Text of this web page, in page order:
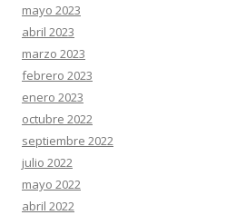
mayo 2023
abril 2023
marzo 2023
febrero 2023
enero 2023
octubre 2022
septiembre 2022
julio 2022
mayo 2022
abril 2022